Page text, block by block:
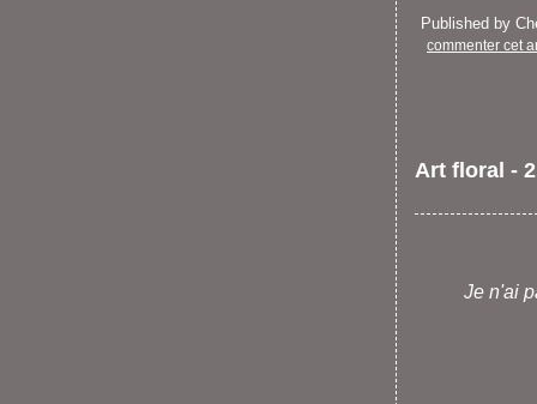
Published by
commenter cet
Art floral - 2
Je n'ai